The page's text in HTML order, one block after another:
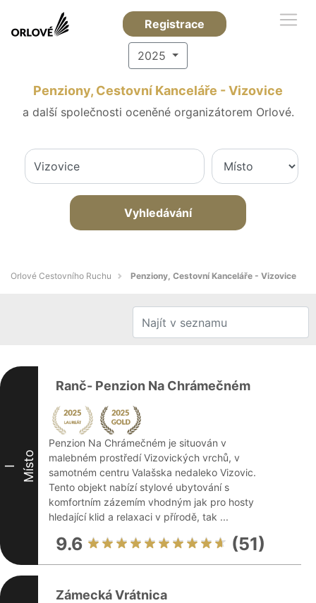
Registrace
2025
Penziony, Cestovní Kanceláře - Vizovice
a další společnosti oceněné organizátorem Orlové.
Vyhledávání
Orlové Cestovního Ruchu Penziony, Cestovní Kanceláře - Vizovice
I Místo
Ranč- Penzion Na Chrámečném
Penzion Na Chrámečném je situován v
malebném prostředí Vizovických vrchů, v
samotném centru Valašska nedaleko Vizovic.
Tento objekt nabízí stylové ubytování s
komfortním zázemím vhodným jak pro hosty
hledající klid a relaxaci v přírodě, tak ...
9.6 (51)
Zámecká Vrátnica